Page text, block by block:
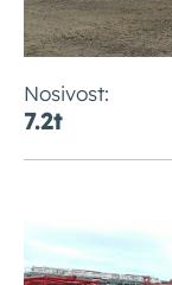
Nosivost:
7.2t